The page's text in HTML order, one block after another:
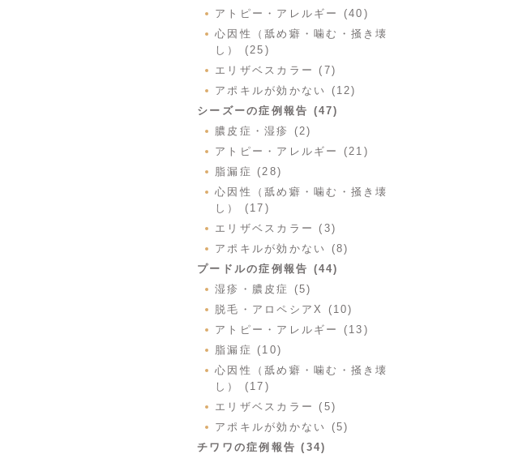
アトピー・アレルギー (40)
心因性（舐め癖・噛む・掻き壊
し） (25)
エリザベスカラー (7)
アポキルが効かない (12)
シーズーの症例報告 (47)
膿皮症・湿疹 (2)
アトピー・アレルギー (21)
脂漏症 (28)
心因性（舐め癖・噛む・掻き壊
し） (17)
エリザベスカラー (3)
アポキルが効かない (8)
プードルの症例報告 (44)
湿疹・膿皮症 (5)
脱毛・アロペシアX (10)
アトピー・アレルギー (13)
脂漏症 (10)
心因性（舐め癖・噛む・掻き壊
し） (17)
エリザベスカラー (5)
アポキルが効かない (5)
チワワの症例報告 (34)